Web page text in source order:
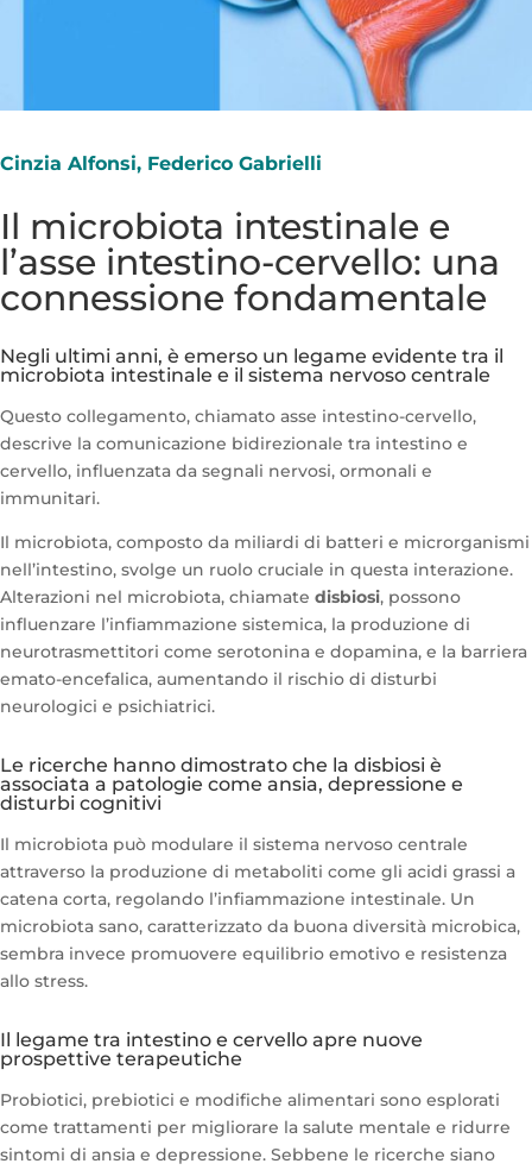
Cinzia Alfonsi, Federico Gabrielli
Il microbiota intestinale e
l’asse intestino-cervello: una
connessione fondamentale
Negli ultimi anni, è emerso un legame evidente tra il
microbiota intestinale e il sistema nervoso centrale
Questo collegamento, chiamato asse intestino-cervello,
descrive la comunicazione bidirezionale tra intestino e
cervello, influenzata da segnali nervosi, ormonali e
immunitari.
Il microbiota, composto da miliardi di batteri e microrganismi
nell’intestino, svolge un ruolo cruciale in questa interazione.
Alterazioni nel microbiota, chiamate disbiosi, possono
influenzare l’infiammazione sistemica, la produzione di
neurotrasmettitori come serotonina e dopamina, e la barriera
emato-encefalica, aumentando il rischio di disturbi
neurologici e psichiatrici.
Le ricerche hanno dimostrato che la disbiosi è
associata a patologie come ansia, depressione e
disturbi cognitivi
Il microbiota può modulare il sistema nervoso centrale
attraverso la produzione di metaboliti come gli acidi grassi a
catena corta, regolando l’infiammazione intestinale. Un
microbiota sano, caratterizzato da buona diversità microbica,
sembra invece promuovere equilibrio emotivo e resistenza
allo stress.
Il legame tra intestino e cervello apre nuove
prospettive terapeutiche
Probiotici, prebiotici e modifiche alimentari sono esplorati
come trattamenti per migliorare la salute mentale e ridurre
sintomi di ansia e depressione. Sebbene le ricerche siano